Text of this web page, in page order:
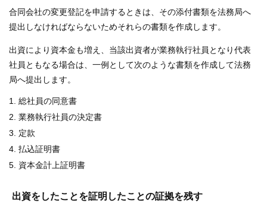
合同会社の変更登記を申請するときは、その添付書類を法務局へ
提出しなければならないためそれらの書類を作成します。
出資により資本金も増え、当該出資者が業務執行社員となり代表
社員ともなる場合は、一例として次のような書類を作成して法務
局へ提出します。
総社員の同意書
業務執行社員の決定書
定款
払込証明書
資本金計上証明書
出資をしたことを証明したことの証拠を残す